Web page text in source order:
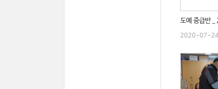
도예 중급반
2020-07-